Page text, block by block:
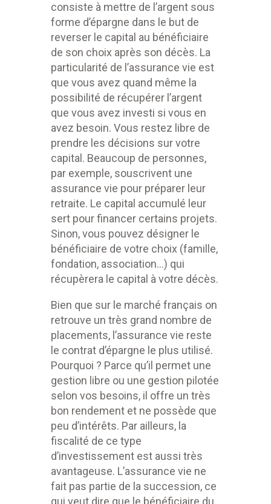
consiste à mettre de l’argent sous
forme d’épargne dans le but de
reverser le capital au bénéficiaire
de son choix après son décès. La
particularité de l’assurance vie est
que vous avez quand même la
possibilité de récupérer l’argent
que vous avez investi si vous en
avez besoin. Vous restez libre de
prendre les décisions sur votre
capital. Beaucoup de personnes,
par exemple, souscrivent une
assurance vie pour préparer leur
retraite. Le capital accumulé leur
sert pour financer certains projets.
Sinon, vous pouvez désigner le
bénéficiaire de votre choix (famille,
fondation, association…) qui
récupèrera le capital à votre décès.
Bien que sur le marché français on
retrouve un très grand nombre de
placements, l’assurance vie reste
le contrat d’épargne le plus utilisé.
Pourquoi ? Parce qu’il permet une
gestion libre ou une gestion pilotée
selon vos besoins, il offre un très
bon rendement et ne possède que
peu d’intérêts. Par ailleurs, la
fiscalité de ce type
d’investissement est aussi très
avantageuse. L’assurance vie ne
fait pas partie de la succession, ce